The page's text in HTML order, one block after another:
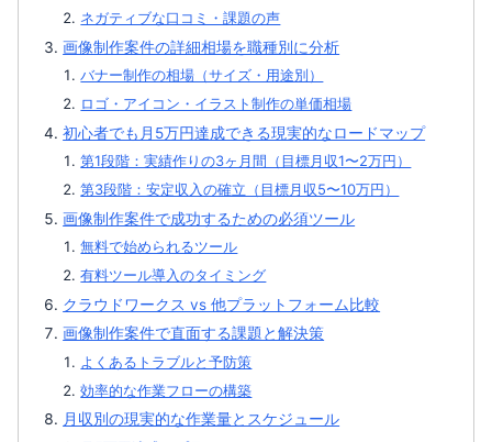
ネガティブな口コミ・課題の声
画像制作案件の詳細相場を職種別に分析
バナー制作の相場（サイズ・用途別）
ロゴ・アイコン・イラスト制作の単価相場
初心者でも月5万円達成できる現実的なロードマップ
第1段階：実績作りの3ヶ月間（目標月収1〜2万円）
第3段階：安定収入の確立（目標月収5〜10万円）
画像制作案件で成功するための必須ツール
無料で始められるツール
有料ツール導入のタイミング
クラウドワークス vs 他プラットフォーム比較
画像制作案件で直面する課題と解決策
よくあるトラブルと予防策
効率的な作業フローの構築
月収別の現実的な作業量とスケジュール